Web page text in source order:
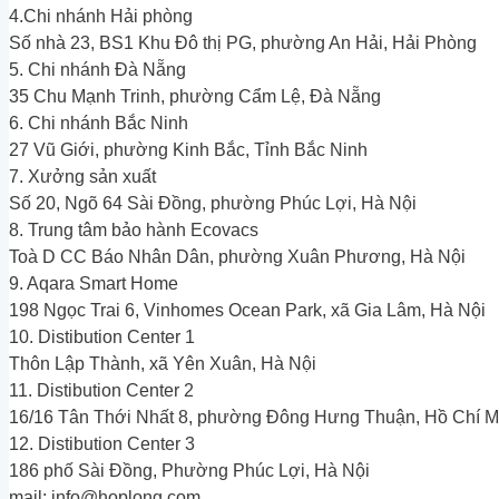
4.Chi nhánh Hải phòng
Số nhà 23, BS1 Khu Đô thị PG, phường An Hải, Hải Phòng
5. Chi nhánh Đà Nẵng
35 Chu Mạnh Trinh, phường Cẩm Lệ, Đà Nẵng
6. Chi nhánh Bắc Ninh
27 Vũ Giới, phường Kinh Bắc, Tỉnh Bắc Ninh
7. Xưởng sản xuất
Số 20, Ngõ 64 Sài Đồng, phường Phúc Lợi, Hà Nội
8. Trung tâm bảo hành Ecovacs
Toà D CC Báo Nhân Dân, phường Xuân Phương, Hà Nội
9. Aqara Smart Home
198 Ngọc Trai 6, Vinhomes Ocean Park, xã Gia Lâm, Hà Nội
10. Distibution Center 1
Thôn Lập Thành, xã Yên Xuân, Hà Nội
11. Distibution Center 2
16/16 Tân Thới Nhất 8, phường Đông Hưng Thuận, Hồ Chí
12. Distibution Center 3
186 phố Sài Đồng, Phường Phúc Lợi, Hà Nội